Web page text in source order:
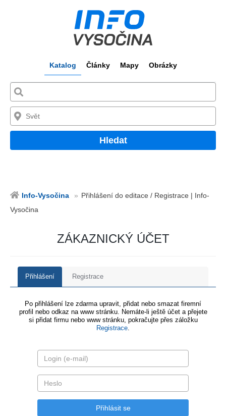
Katalog Články Mapy Obrázky
Hledat
Info-Vysočina
Přihlášení do editace / Registrace | Info-
Vysočina
ZÁKAZNICKÝ ÚČET
Přihlášení Registrace
Po přihlášení lze zdarma upravit, přidat nebo smazat firemní
profil nebo odkaz na www stránku. Nemáte-li ještě účet a přejete
si přidat firmu nebo www stránku, pokračujte přes záložku
Registrace.